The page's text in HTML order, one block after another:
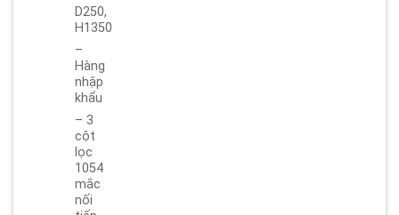
D250,
H1350
–
Hàng
nhập
khẩu
– 3
cột
lọc
1054
mắc
nối